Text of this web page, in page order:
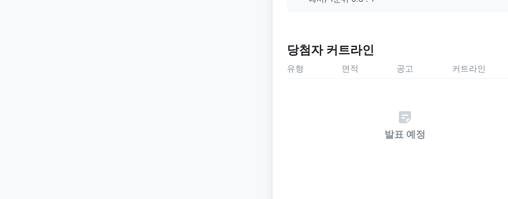
당첨자 커트라인
유형 면적 공고 커트라인
발표 예정